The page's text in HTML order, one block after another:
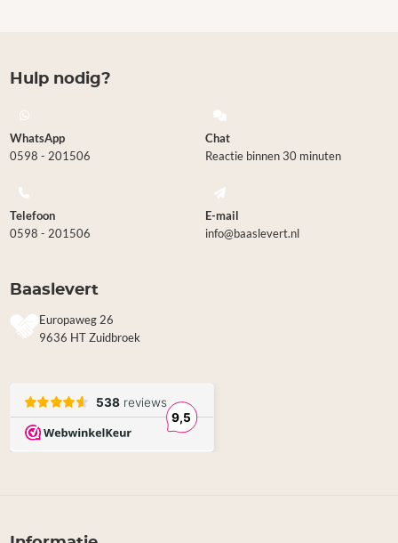
Hulp nodig?
WhatsApp
0598 - 201506
Chat
Reactie binnen 30 minuten
Telefoon
0598 - 201506
E-mail
info@baaslevert.nl
Baaslevert
Europaweg 26
9636 HT Zuidbroek